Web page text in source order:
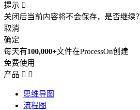
提示 
关闭后当前内容将不会保存，是否继续？
取消
确定
每天有100,000+文件在ProcessOn创建
免费使用
产品  
思维导图
流程图